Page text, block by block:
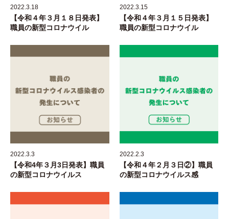
2022.3.18
【令和４年３月１８日発表】
職員の新型コロナウイル
2022.3.15
【令和４年３月１５日発表】
職員の新型コロナウイル
2022.3.3
【令和4年３月3日発表】職員
の新型コロナウイルス
2022.2.3
【令和４年２月３日②】職員
の新型コロナウイルス感